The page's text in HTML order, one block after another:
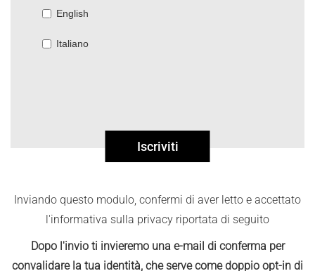
English
Italiano
Iscriviti
Inviando questo modulo, confermi di aver letto e accettato
l'informativa sulla privacy riportata di seguito
Dopo l'invio ti invieremo una e-mail di conferma per
convalidare la tua identità, che serve come doppio opt-in di